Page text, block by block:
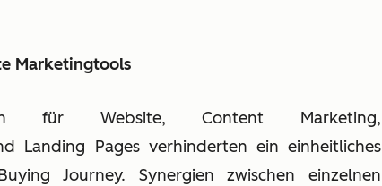
Marketingtools
für Website, Content Marketing,
Landing Pages verhinderten ein einheitliches
Journey. Synergien zwischen einzelnen